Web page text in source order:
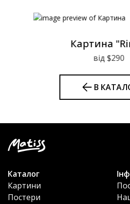
Картина
від $290
В
Каталог
Картини
Постери